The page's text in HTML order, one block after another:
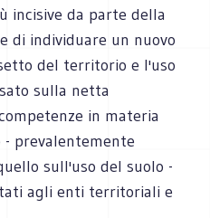
incisive da parte della
di individuare un nuovo
del territorio e l'uso
sulla netta
in materia
prevalentemente
sull'uso del suolo -
agli enti territoriali e